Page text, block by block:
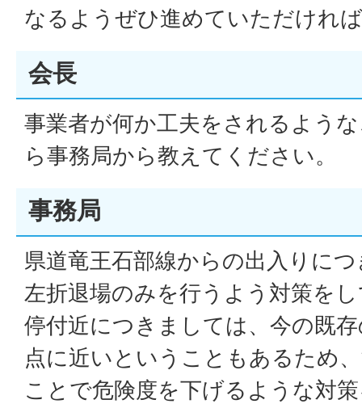
なるようぜひ進めていただけれ
会長
事業者が何か工夫をされるよう
ら事務局から教えてください。
事務局
県道竜王石部線からの出入りに
左折退場のみを行うよう対策を
停付近につきましては、今の既
点に近いということもあるため
ことで危険度を下げるような対